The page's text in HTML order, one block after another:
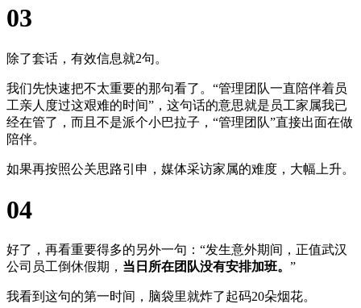
03
除了套话，有效信息就2句。
我们先快速把不太重要的那句看了。“管理团队一直陪伴着员
工亲人度过这艰难的时间”，这句话的意思就是员工家属我已
经在管了，而且不是派个小巴拉子，“管理团队”直接出面在做
陪伴。
如果再按照公关思路引申，媒体采访家属的难度，大幅上升。
04
好了，再看重要得多的另外一句：“发生意外期间，正值武汉
公司员工倒休假期， 当日所在团队没有安排加班。 ”
我看到这句的第一时间，脑袋里就炸了起码20朵烟花。